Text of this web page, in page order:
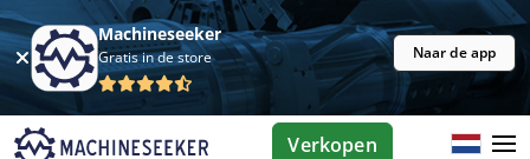
Machineseeker
Gratis in de store Naar de app
Verkopen